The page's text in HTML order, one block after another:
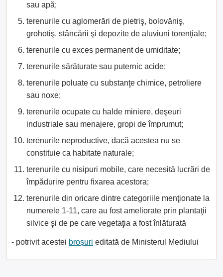
sau apă;
terenurile cu aglomerări de pietriş, bolovăniş,
grohotiş, stâncării şi depozite de aluviuni torenţiale;
terenurile cu exces permanent de umiditate;
terenurile sărăturate sau puternic acide;
terenurile poluate cu substanţe chimice, petroliere
sau noxe;
terenurile ocupate cu halde miniere, deşeuri
industriale sau menajere, gropi de împrumut;
terenurile neproductive, dacă acestea nu se
constituie ca habitate naturale;
terenurile cu nisipuri mobile, care necesită lucrări de
împădurire pentru fixarea acestora;
terenurile din oricare dintre categoriile menţionate la
numerele 1-11, care au fost ameliorate prin plantaţii
silvice şi de pe care vegetaţia a fost înlăturată
- potrivit acestei broșuri editată de Ministerul Mediului